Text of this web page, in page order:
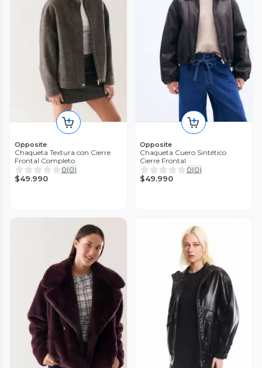
Opposite
Chaqueta Textura con Cierre
Frontal Completo
0(0)
$49.990
Opposite
Chaqueta Cuero Sintético
Cierre Frontal
0(0)
$49.990